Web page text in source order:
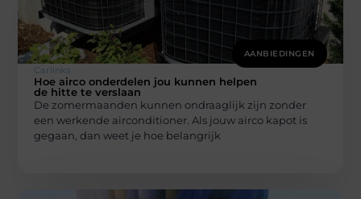
AANBIEDINGEN
Carlinks
Hoe airco onderdelen jou kunnen helpen
de hitte te verslaan
De zomermaanden kunnen ondraaglijk zijn zonder
een werkende airconditioner. Als jouw airco kapot is
gegaan, dan weet je hoe belangrijk